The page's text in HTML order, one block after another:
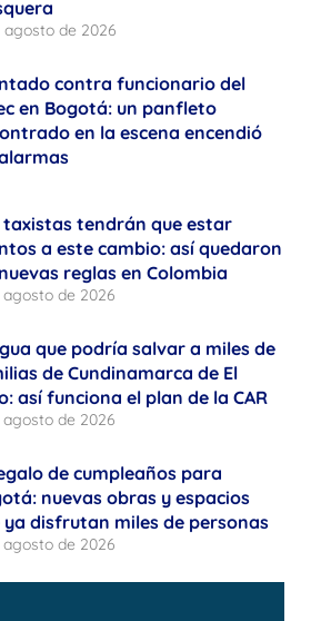
agosto de 2026
contra funcionario del
en Bogotá: un panfleto
en la escena encendió
taxistas tendrán que estar
a este cambio: así quedaron
reglas en Colombia
agosto de 2026
que podría salvar a miles de
de Cundinamarca de El
así funciona el plan de la CAR
agosto de 2026
de cumpleaños para
nuevas obras y espacios
ya disfrutan miles de personas
agosto de 2026